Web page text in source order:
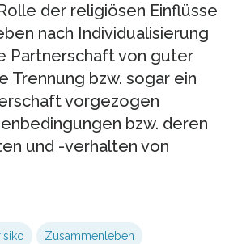
der religiösen Einflüsse
nach Individualisierung
Partnerschaft von guter
Trennung bzw. sogar ein
vorgezogen
bzw. deren
und -verhalten von
Zusammenleben